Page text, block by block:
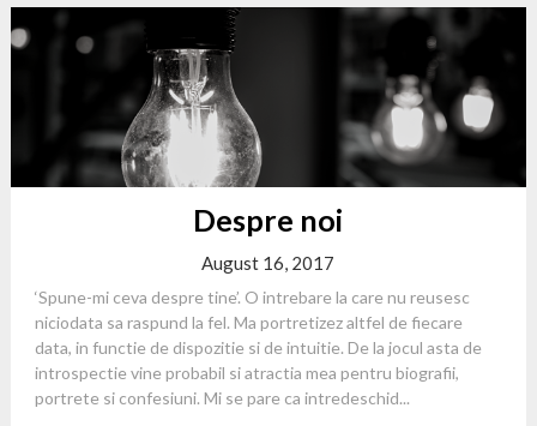
Despre noi
August 16, 2017
‘Spune-mi ceva despre tine’. O intrebare la care nu reusesc
niciodata sa raspund la fel. Ma portretizez altfel de fiecare
data, in functie de dispozitie si de intuitie. De la jocul asta de
introspectie vine probabil si atractia mea pentru biografii,
portrete si confesiuni. Mi se pare ca intredeschid...